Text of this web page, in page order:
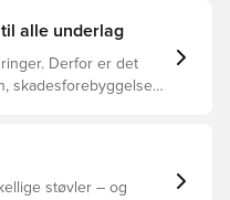
alle underlag
Derfor er det
skadesforebyggelse
forskellige typer
støvler – og